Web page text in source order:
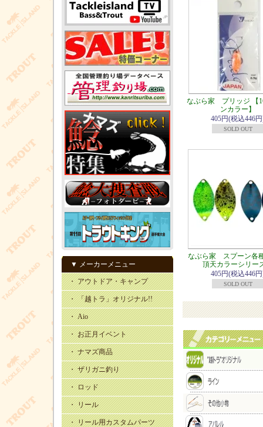
▼ メーカーメニュー
・ アウトドア・キャンプ
・ 「越トラ」オリジナル!!
・ Aio
・ お正月イベント
・ ナマズ商品
・ ザリガニ釣り
・ ロッド
・ リール
・ リール用カスタムパーツ
なぶら家 プリッジ 【
ンカラー】
405円(税込446
SOLD OUT
なぶら家 スプーン各
頂天カラーシリー
405円(税込446
SOLD OUT